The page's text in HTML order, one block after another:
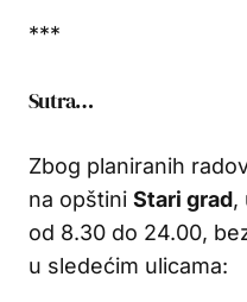
***
Sutra…
Zbog planiranih
na opštini Stari grad,
od 8.30 do 24.00,
u sledećim ulicama: